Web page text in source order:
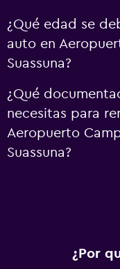
¿Qué edad se
auto en
Suassuna?
¿Qué
necesitas para
Aeropuerto
Suassuna?
¿Por